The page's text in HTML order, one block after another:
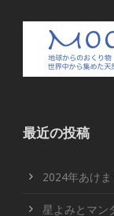
最近の投稿
2024年あけ
星よみとマン